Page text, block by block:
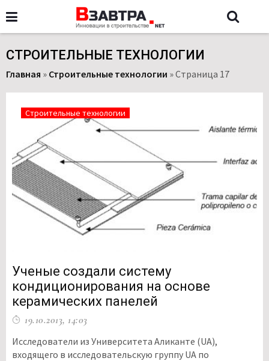
СТРОИТЕЛЬНЫЕ ТЕХНОЛОГИИ
Главная » Строительные технологии »Страница 17
Строительные технологии
Ученые создали систему
кондиционирования на основе
керамических панелей
19.10.2013, 14:03
Исследователи из Университета Аликанте (UA),
входящего в исследовательскую группу UA по